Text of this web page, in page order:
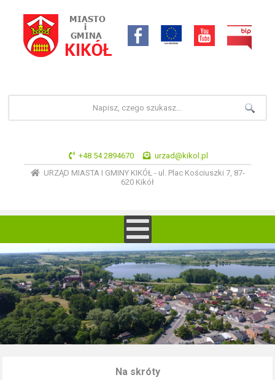
+48 54 2894670
urzad@kikol.pl
URZĄD MIASTA I GMINY KIKÓŁ - ul. Plac Kościuszki 7, 87-
620 Kikół
Na skróty